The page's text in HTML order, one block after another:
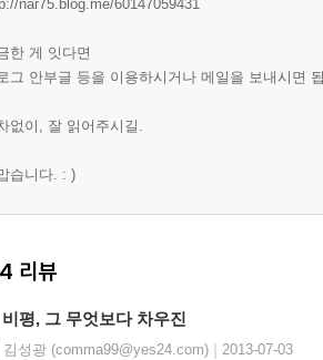
nar75.blog.me/60147059431
한 게 잇다면
그 안부글 등을 이용하시거나 메일을 보내시면
없이, 잘 읽어주시길.
습니다. : )
리뷰
평, 그 무엇보다 차우진
김성광 (comma99@yes24.com) | 2013-07-03